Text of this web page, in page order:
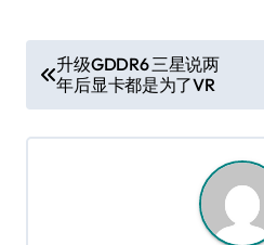
章
导
升级GDDR6 三星说两
年后显卡都是为了VR